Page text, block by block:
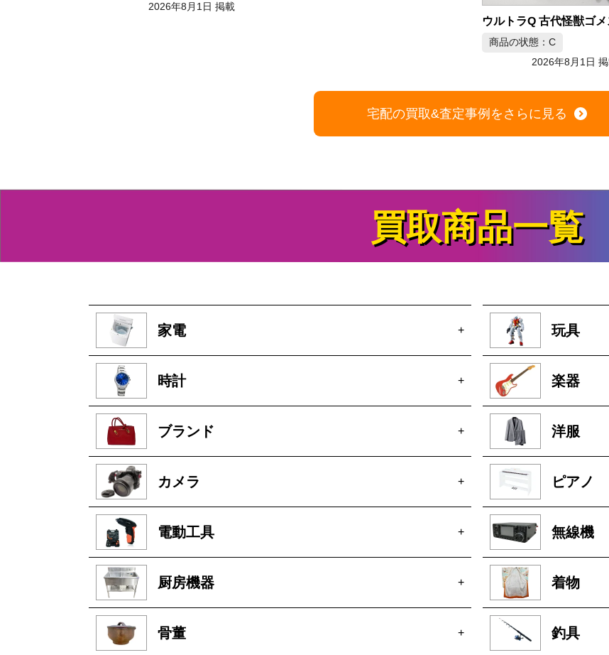
商品の状態：B
2026年8月1日
宅配の買取&査定事例をさらに見る
買取商品一覧
家電 +
時計 +
ブランド +
カメラ +
電動工具 +
厨房機器 +
骨董 +
玩具
楽器
洋服
ピアノ
無線機
着物
釣具